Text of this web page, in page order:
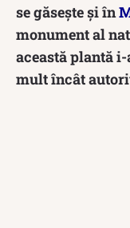
se găsește și în
monument al
această plantă
mult încât